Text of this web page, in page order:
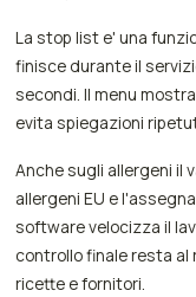
La stop list e' una
finisce durante il
secondi. Il menu
evita spiegazioni
Anche sugli allergeni il
allergeni EU e
software velocizza il
controllo finale resta
ricette e fornitori.